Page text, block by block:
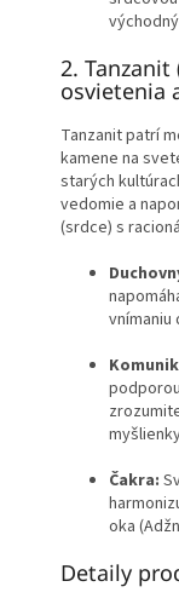
2.
osvietenia
Tanzanit patrí
kamene na
starých
vedomie a
(srdce) s
vnímaniu
Čakra:
oka
Detaily